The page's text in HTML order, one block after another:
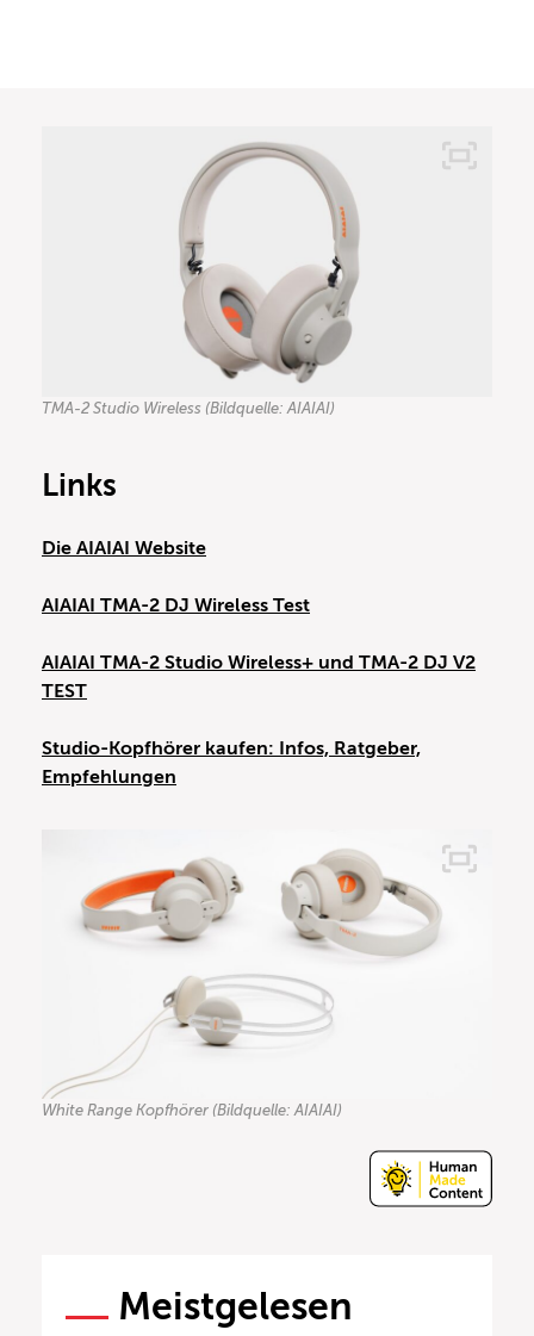
TMA-2 Studio Wireless (Bildquelle: AIAIAI)
Links
Die AIAIAI Website
AIAIAI TMA-2 DJ Wireless Test
AIAIAI TMA-2 Studio Wireless+ und TMA-2 DJ V2
TEST
Studio-Kopfhörer kaufen: Infos, Ratgeber,
Empfehlungen
White Range Kopfhörer (Bildquelle: AIAIAI)
Meistgelesen